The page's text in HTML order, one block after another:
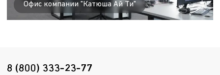
Офис компании "Катюша Ай Ти"
8 (800) 333-23-77